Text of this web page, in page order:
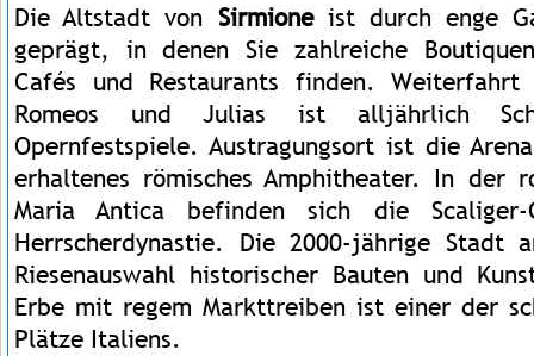
Die Altstadt von Sirmione ist durch enge
geprägt, in denen Sie zahlreiche
Cafés und Restaurants finden.
Romeos und Julias ist alljährlich
Opernfestspiele. Austragungsort ist die
erhaltenes römisches Amphitheater. In der
Maria Antica befinden sich die Scaliger-
Herrscherdynastie. Die 2000-jährige Stadt
Riesenauswahl historischer Bauten und
Erbe mit regem Markttreiben ist einer der
Plätze Italiens.